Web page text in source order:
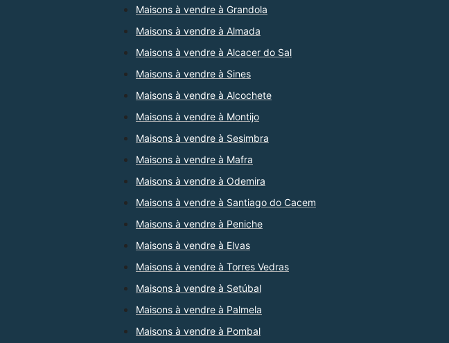
Maisons à vendre à Grandola
Maisons à vendre à Almada
Maisons à vendre à Alcacer do Sal
Maisons à vendre à Sines
Maisons à vendre à Alcochete
Maisons à vendre à Montijo
Maisons à vendre à Sesimbra
Maisons à vendre à Mafra
Maisons à vendre à Odemira
Maisons à vendre à Santiago do Cacem
Maisons à vendre à Peniche
Maisons à vendre à Elvas
Maisons à vendre à Torres Vedras
Maisons à vendre à Setúbal
Maisons à vendre à Palmela
Maisons à vendre à Pombal